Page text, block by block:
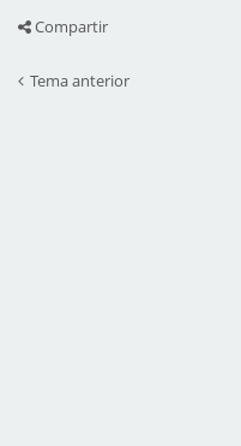
Compartir
Tema anterior